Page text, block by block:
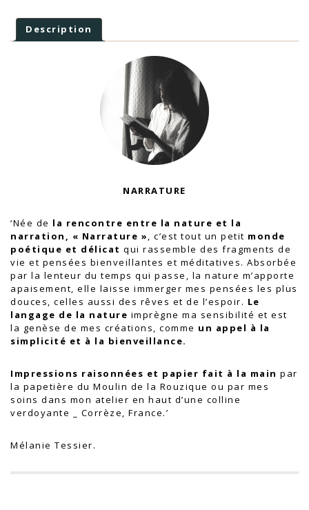
Description
NARRATURE
‘Née de la rencontre entre la nature et la
narration, « Narrature », c’est tout un petit monde
poétique et délicat qui rassemble des fragments de
vie et pensées bienveillantes et méditatives. Absorbée
par la lenteur du temps qui passe, la nature m’apporte
apaisement, elle laisse immerger mes pensées les plus
douces, celles aussi des rêves et de l’espoir. Le
langage de la nature imprègne ma sensibilité et est
la genèse de mes créations, comme un appel à la
simplicité et à la bienveillance.
Impressions raisonnées et papier fait à la main par
la papetière du Moulin de la Rouzique ou par mes
soins dans mon atelier en haut d’une colline
verdoyante _ Corrèze, France.’
Mélanie Tessier.